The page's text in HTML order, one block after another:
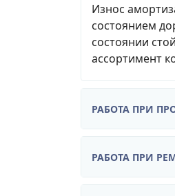
Износ
состоянием
состоянии
ассортимент
РАБОТА ПРИ
РАБОТА ПРИ